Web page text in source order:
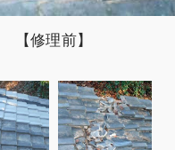
【修理後】
【修理前】